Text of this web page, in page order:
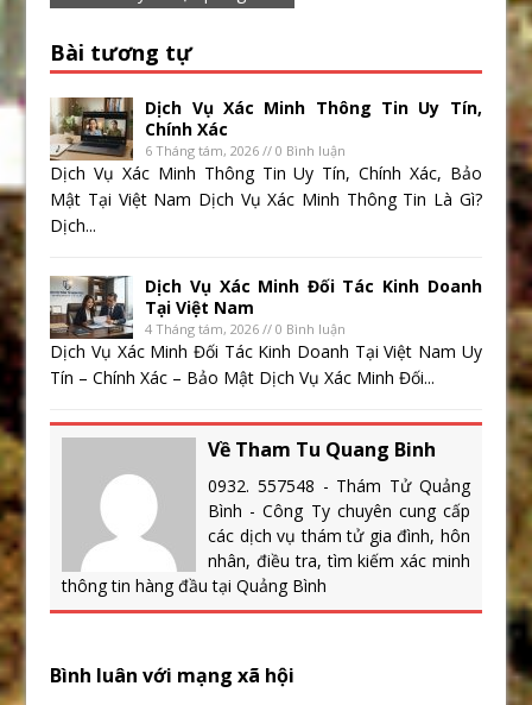
Bài tương tự
Dịch Vụ Xác Minh Thông Tin Uy Tín,
Chính Xác
6 Tháng tám, 2026 // 0 Bình luận
Dịch Vụ Xác Minh Thông Tin Uy Tín, Chính Xác, Bảo
Mật Tại Việt Nam Dịch Vụ Xác Minh Thông Tin Là Gì?
Dịch...
Dịch Vụ Xác Minh Đối Tác Kinh Doanh
Tại Việt Nam
4 Tháng tám, 2026 // 0 Bình luận
Dịch Vụ Xác Minh Đối Tác Kinh Doanh Tại Việt Nam Uy
Tín – Chính Xác – Bảo Mật Dịch Vụ Xác Minh Đối...
Về Tham Tu Quang Binh
0932. 557548 - Thám Tử Quảng
Bình - Công Ty chuyên cung cấp
các dịch vụ thám tử gia đình, hôn
nhân, điều tra, tìm kiếm xác minh
thông tin hàng đầu tại Quảng Bình
Bình luân với mạng xã hội